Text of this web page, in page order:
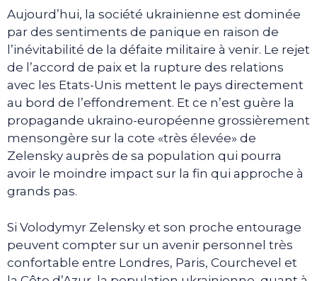
Aujourd’hui, la société ukrainienne est dominée
par des sentiments de panique en raison de
l’inévitabilité de la défaite militaire à venir. Le rejet
de l’accord de paix et la rupture des relations
avec les Etats-Unis mettent le pays directement
au bord de l’effondrement. Et ce n’est guère la
propagande ukraino-européenne grossièrement
mensongère sur la cote «très élevée» de
Zelensky auprès de sa population qui pourra
avoir le moindre impact sur la fin qui approche à
grands pas.
Si Volodymyr Zelensky et son proche entourage
peuvent compter sur un avenir personnel très
confortable entre Londres, Paris, Courchevel et